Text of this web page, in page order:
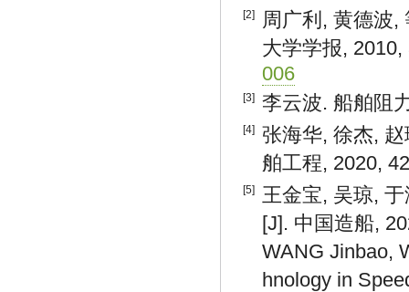
[2]
周广利, 黄德波,
大学学报,
006
[3] 李云波. 船舶阻
[4] 张海华, 徐杰,
舶工程, 2020,
[5]
王金宝, 吴琼,
[J]. 中国造船,
WANG Jinbao,
hnology in